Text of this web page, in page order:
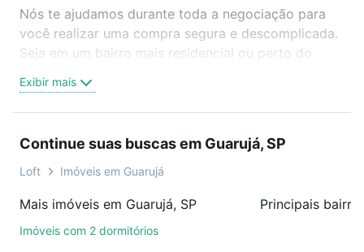
Nós te ajudamos durante toda a negociação para
você realizar uma compra segura e descomplicada.
Seja em um bairro mais residencial ou perto do
oferta ideal de Imóveis com 2 vagas à venda em
Guarujá, SP para conquistar seu sonho. Agende uma
compromisso e você ainda conta com mais de 46
mil corretores e imobiliárias te ajudando na compra,
Como escolher um imóvel?
Exibir mais
Continue suas buscas em Guarujá, SP
Loft Imóveis em Guarujá
Mais imóveis em Guarujá, SP
Imóveis com 2 dormitórios
Principais